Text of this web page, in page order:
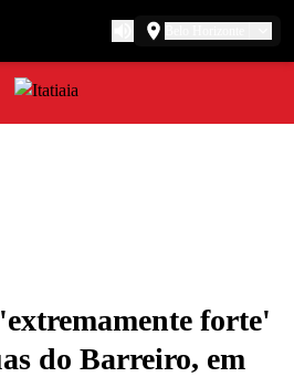
forte'
do Barreiro, em